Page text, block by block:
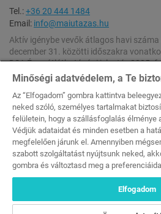
69 990 Ft
69 990 Ft
Tel.:+36 20 444 1484
Email: info@maiutazas.hu
Aktív igénybe vevők átlagos havi száma
december 31. közötti időszakra
DSA Éves átláthatósági jelentés 2025.
december 31. [Letöltés]
DSA Éves átláthatósági jelentés 2024.
16. [ Letöltés]
A weboldalon feltüntetett kedvezmények a
rate)
Minden Jog Fenntartva © 2026
002044 [Szallas
Minőségi adatvédelem, a Te
Az “Elfogadom” gombra kattintva
neked szóló, személyes tartalmakat
felületein, hogy a szállásfoglalás élménye
Védjük adataidat és minden esetben a
megfelelően járunk el. Amennyiben
szabott szolgáltatást nyújtsunk neked,
gombra és változtasd meg a
Elfogadom